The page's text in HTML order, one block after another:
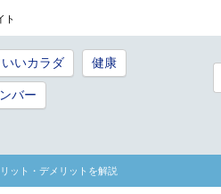
ト
いカラダ 健康
バー
ット・デメリットを解説